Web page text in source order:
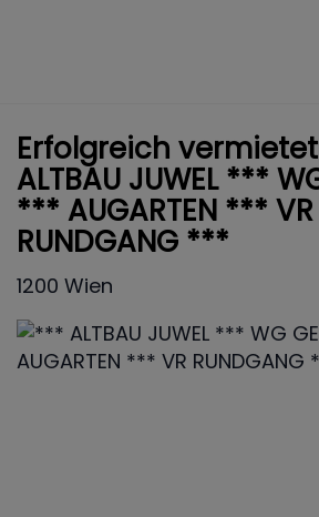
Erfolgreich
ALTBAU JUWEL ***
*** AUGARTEN *** VR
RUNDGANG ***
1200 Wien